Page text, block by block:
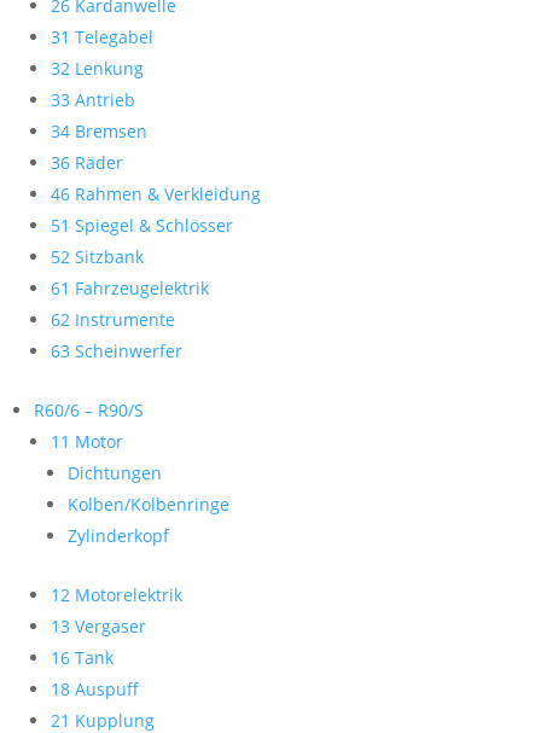
26 Kardanwelle
31 Telegabel
32 Lenkung
33 Antrieb
34 Bremsen
36 Räder
46 Rahmen & Verkleidung
51 Spiegel & Schlösser
52 Sitzbank
61 Fahrzeugelektrik
62 Instrumente
63 Scheinwerfer
R60/6 – R90/S
11 Motor
Dichtungen
Kolben/Kolbenringe
Zylinderkopf
12 Motorelektrik
13 Vergaser
16 Tank
18 Auspuff
21 Kupplung